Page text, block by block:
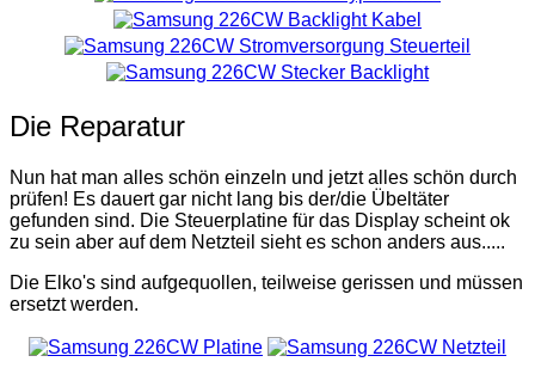
Die Reparatur
Nun hat man alles schön einzeln und jetzt alles schön durch
prüfen! Es dauert gar nicht lang bis der/die Übeltäter
gefunden sind. Die Steuerplatine für das Display scheint ok
zu sein aber auf dem Netzteil sieht es schon anders aus.....
Die Elko's sind aufgequollen, teilweise gerissen und müssen
ersetzt werden.